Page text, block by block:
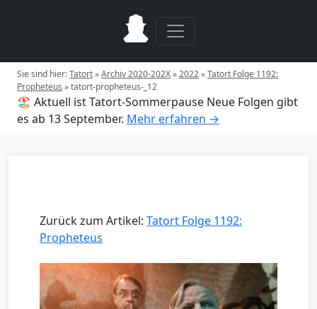
Sie sind hier:Tatort»Archiv 2020-202X»2022»Tatort Folge 1192:
Propheteus »tatort-propheteus-_12
🏖️ Aktuell ist Tatort-Sommerpause Neue Folgen gibt
es ab 13 September. Mehr erfahren →
Zurück zum Artikel: Tatort Folge 1192:
Propheteus